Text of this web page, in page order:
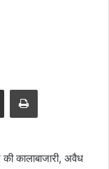
Share via Email Print
कालाबाजारी, अवैध